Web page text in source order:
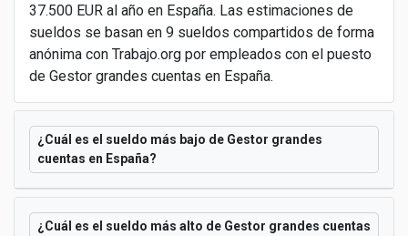
37.500 EUR al año en España. Las estimaciones de
sueldos se basan en 9 sueldos compartidos de forma
anónima con Trabajo.org por empleados con el puesto
de Gestor grandes cuentas en España.
¿Cuál es el sueldo más bajo de Gestor grandes
cuentas en España?
¿Cuál es el sueldo más alto de Gestor grandes cuentas